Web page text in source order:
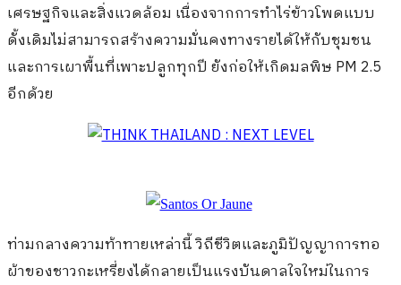
เศรษฐกิจและสิ่งแวดล้อม เนื่องจากการทำไร่ข้าวโพดแบบ
ดั้งเดิมไม่สามารถสร้างความมั่นคงทางรายได้ให้กับชุมชน
และการเผาพื้นที่เพาะปลูกทุกปี ยังก่อให้เกิดมลพิษ PM 2.5
อีกด้วย
ท่ามกลางความท้าทายเหล่านี้ วิถีชีวิตและภูมิปัญญาการทอ
ผ้าของชาวกะเหรี่ยงได้กลายเป็นแรงบันดาลใจใหม่ในการ